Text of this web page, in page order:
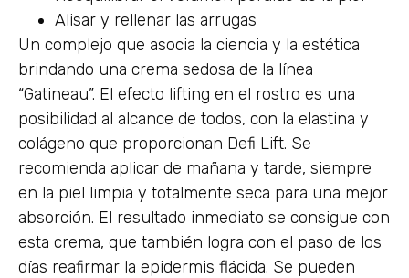
Alisar y rellenar las arrugas
Un complejo que asocia la ciencia y la estética
brindando una crema sedosa de la línea
“Gatineau”. El efecto lifting en el rostro es una
posibilidad al alcance de todos, con la elastina y
colágeno que proporcionan Defi Lift. Se
recomienda aplicar de mañana y tarde, siempre
en la piel limpia y totalmente seca para una mejor
absorción. El resultado inmediato se consigue con
esta crema, que también logra con el paso de los
días reafirmar la epidermis flácida. Se pueden